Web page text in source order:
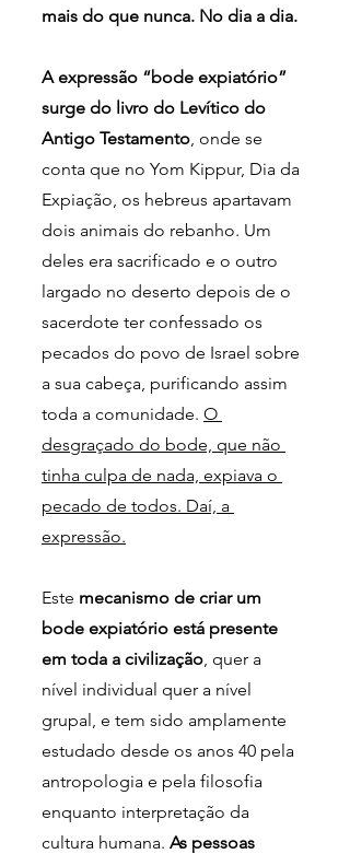
mais do que nunca. No dia a dia.
A expressão “bode expiatório”
surge do livro do Levítico do
Antigo Testamento, onde se
conta que no Yom Kippur, Dia da
Expiação, os hebreus apartavam
dois animais do rebanho. Um
deles era sacrificado e o outro
largado no deserto depois de o
sacerdote ter confessado os
pecados do povo de Israel sobre
a sua cabeça, purificando assim
toda a comunidade. O
desgraçado do bode, que não
tinha culpa de nada, expiava o
pecado de todos. Daí, a
expressão.
Este mecanismo de criar um
bode expiatório está presente
em toda a civilização, quer a
nível individual quer a nível
grupal, e tem sido amplamente
estudado desde os anos 40 pela
antropologia e pela filosofia
enquanto interpretação da
cultura humana. As pessoas